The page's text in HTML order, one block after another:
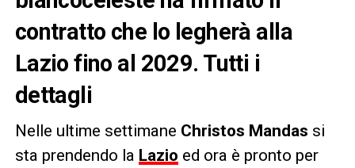
contratto che lo legherà alla
Lazio fino al 2029. Tutti i
dettagli
Nelle ultime settimane Christos Mandas si
sta prendendo la Lazio ed ora è pronto per